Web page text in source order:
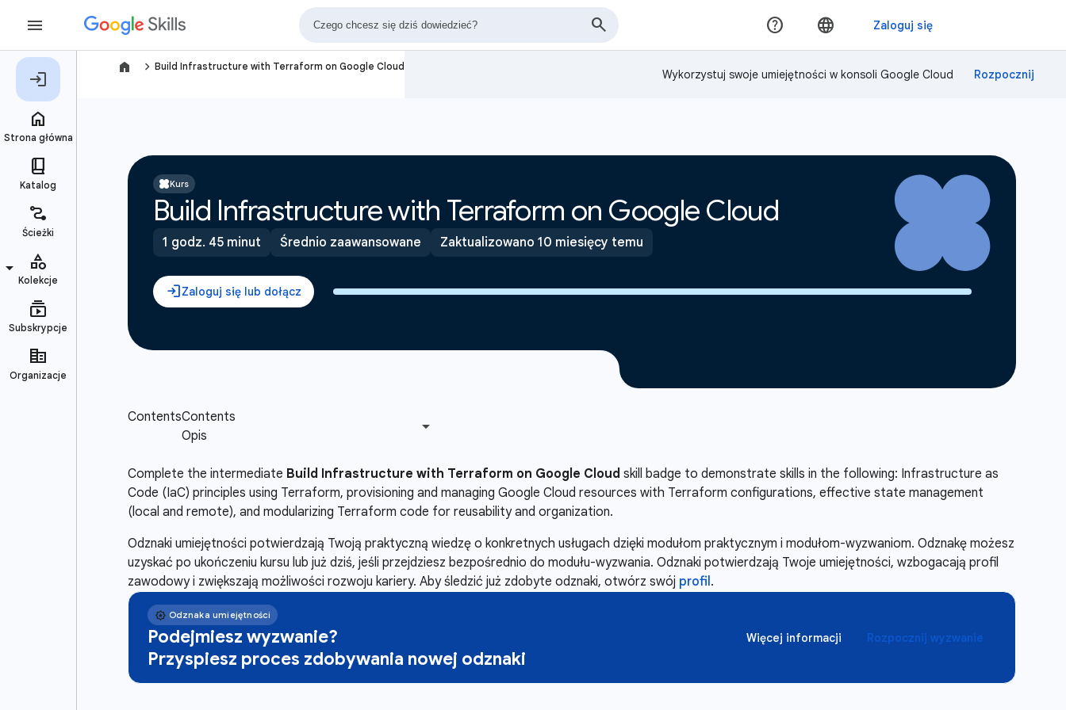
navigate_next Build Infrastructure with Terraform on Google Cloud
Wykorzystuj swoje umiejętności w konsoli Google Cloud
Kurs
Build Infrastructure with Terraform on Google Cloud
1 godz. 45 minut Średnio zaawansowane Zaktualizowano 10 miesięcy temu
Complete the intermediate Build Infrastructure with Terraform on Google Cloud skill badge to demonstrate skills in the following: Infrastructure as
Code (IaC) principles using Terraform, provisioning and managing Google Cloud resources with Terraform configurations, effective state management
(local and remote), and modularizing Terraform code for reusability and organization.
Odznaki umiejętności potwierdzają Twoją praktyczną wiedzę o konkretnych usługach dzięki modułom praktycznym i modułom-wyzwaniom. Odznakę możesz
uzyskać po ukończeniu kursu lub już dziś, jeśli przejdziesz bezpośrednio do modułu-wyzwania. Odznaki potwierdzają Twoje umiejętności, wzbogacają profil
zawodowy i zwiększają możliwości rozwoju kariery. Aby śledzić już zdobyte odznaki, otwórz swój profil.
Podejmiesz wyzwanie?
Przyspiesz proces zdobywania nowej odznaki
Więcej informacji Rozpocznij wyzwanie